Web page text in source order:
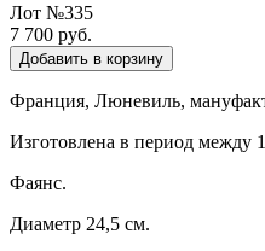
Лот №335
7 700 руб.
Добавить в корзину
Франция, Люневиль,
Изготовлена в период между
Фаянс.
Диаметр 24,5 см.